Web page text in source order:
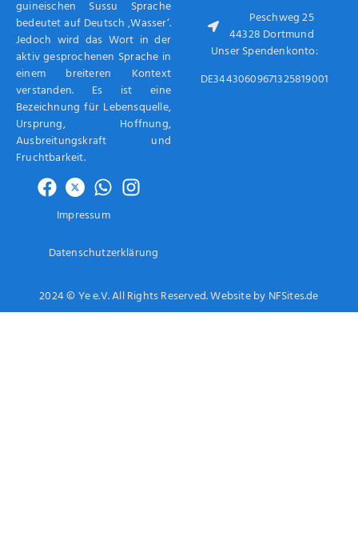
guineischen Sussu Sprache
bedeutet auf Deutsch ‚Wasser‘.
Jedoch wird das Wort in der
aktiv gesprochenen Sprache in
einem breiteren Kontext
verstanden. Es ist eine
Bezeichnung für Lebensquelle,
Ursprung, Hoffnung,
Ausbreitungskraft und
Fruchtbarkeit.
Impressum
Datenschutzerklärung
Peschweg 25
44328 Dortmund
Unser Spendenkonto:
DE34430609671325819001
2024 © Ye e.V. All Rights Reserved. Website by NFSites.de